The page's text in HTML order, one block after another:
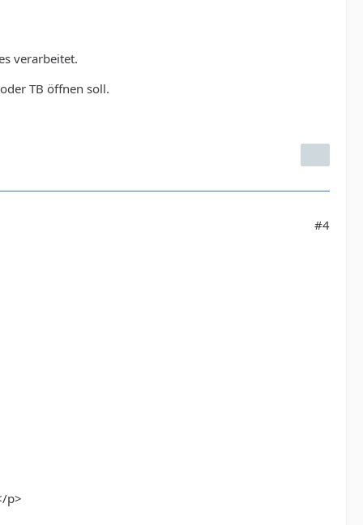
verarbeitet.
TB öffnen soll.
#4
p>